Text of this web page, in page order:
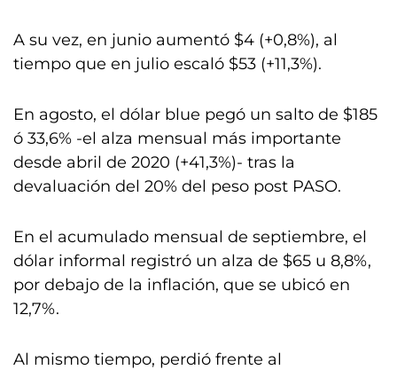
A su vez, en junio aumentó $4 (+0,8%), al
tiempo que en julio escaló $53 (+11,3%).
En agosto, el dólar blue pegó un salto de $185
ó 33,6% -el alza mensual más importante
desde abril de 2020 (+41,3%)- tras la
devaluación del 20% del peso post PASO.
En el acumulado mensual de septiembre, el
dólar informal registró un alza de $65 u 8,8%,
por debajo de la inflación, que se ubicó en
12,7%.
Al mismo tiempo, perdió frente al